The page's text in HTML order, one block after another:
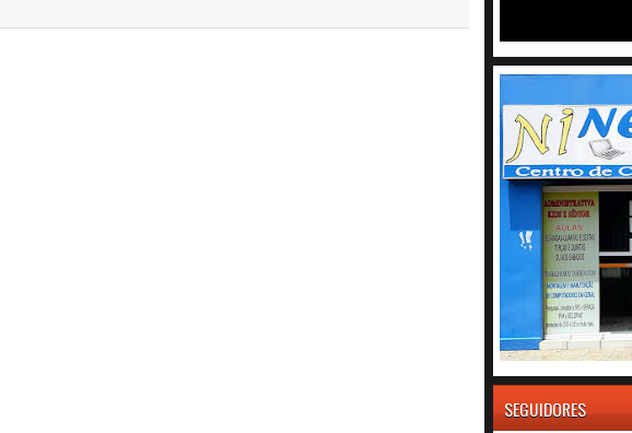
SEGUIDORES